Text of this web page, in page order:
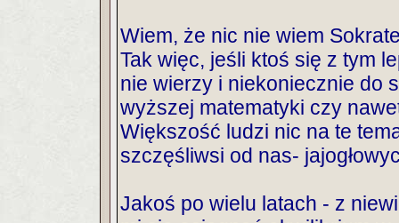
Wiem, że nic nie wiem
Tak więc, jeśli ktoś się z tym
nie wierzy i niekoniecznie do
wyższej matematyki czy
Większość ludzi nic na te
szczęśliwsi od nas-
Jakoś po wielu latach - z